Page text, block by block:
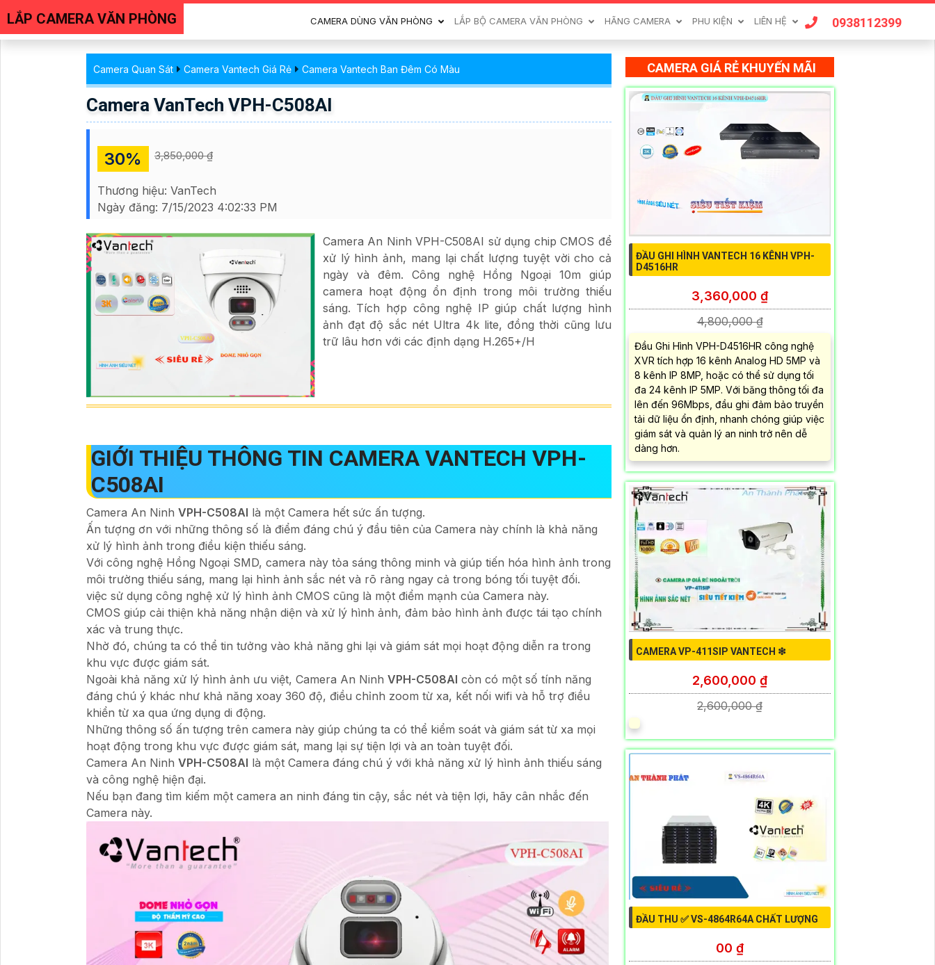
LẮP CAMERA VĂN PHÒNG CAMERA DÙNG VĂN PHÒNG LẮP BỘ CAMERA VĂN PHÒNG HÃNG CAMERA PHU KIỆN LIÊN HỆ 0938112399
Camera Quan Sát Camera Vantech Giá Rẻ Camera Vantech Ban Đêm Có Màu
Camera VanTech VPH-C508AI
30% 3,850,000 ₫
Thương hiệu: VanTech
Ngày đăng: 7/15/2023 4:02:33 PM
Camera An Ninh VPH-C508AI sử dụng chip CMOS để
xử lý hình ảnh, mang lại chất lượng tuyệt vời cho cả
ngày và đêm. Công nghệ Hồng Ngoại 10m giúp
camera hoạt động ổn định trong môi trường thiếu
sáng. Tích hợp công nghệ IP giúp chất lượng hình
ảnh đạt độ sắc nét Ultra 4k lite, đồng thời cũng lưu
trữ lâu hơn với các định dạng H.265+/H
GIỚI THIỆU THÔNG TIN CAMERA VANTECH VPH-
C508AI
Camera An Ninh VPH-C508AI là một Camera hết sức ấn tượng.
Ấn tượng ơn với những thông số là điểm đáng chú ý đầu tiên của Camera này chính là khả năng
xử lý hình ảnh trong điều kiện thiếu sáng.
Với công nghệ Hồng Ngoại SMD, camera này tỏa sáng thông minh và giúp tiến hóa hình ảnh trong
môi trường thiếu sáng, mang lại hình ảnh sắc nét và rõ ràng ngay cả trong bóng tối tuyệt đối.
việc sử dụng công nghệ xử lý hình ảnh CMOS cũng là một điểm mạnh của Camera này.
CMOS giúp cải thiện khả năng nhận diện và xử lý hình ảnh, đảm bảo hình ảnh được tái tạo chính
xác và trung thực.
Nhờ đó, chúng ta có thể tin tưởng vào khả năng ghi lại và giám sát mọi hoạt động diễn ra trong
khu vực được giám sát.
Ngoài khả năng xử lý hình ảnh ưu việt, Camera An Ninh VPH-C508AI còn có một số tính năng
đáng chú ý khác như khả năng xoay 360 độ, điều chỉnh zoom từ xa, kết nối wifi và hỗ trợ điều
khiển từ xa qua ứng dụng di động.
Những thông số ấn tượng trên camera này giúp chúng ta có thể kiểm soát và giám sát từ xa mọi
hoạt động trong khu vực được giám sát, mang lại sự tiện lợi và an toàn tuyệt đối.
Camera An Ninh VPH-C508AI là một Camera đáng chú ý với khả năng xử lý hình ảnh thiếu sáng
và công nghệ hiện đại.
Nếu bạn đang tìm kiếm một camera an ninh đáng tin cậy, sắc nét và tiện lợi, hãy cân nhắc đến
Camera này.
CAMERA GIÁ RẺ KHUYẾN MÃI
ĐẦU GHI HÌNH VANTECH 16 KÊNH VPH-
D4516HR
3,360,000 ₫
4,800,000 ₫
Đầu Ghi Hình VPH-D4516HR công nghệ
XVR tích hợp 16 kênh Analog HD 5MP và
8 kênh IP 8MP, hoặc có thể sử dụng tối
đa 24 kênh IP 5MP. Với băng thông tối đa
lên đến 96Mbps, đầu ghi đảm bảo truyền
tải dữ liệu ổn định, nhanh chóng giúp việc
giám sát và quản lý an ninh trở nên dễ
dàng hơn.
CAMERA VP-411SIP VANTECH ❇
2,600,000 ₫
2,600,000 ₫
ĐẦU THU ✅ VS-4864R64A CHẤT LƯỢNG
00 ₫